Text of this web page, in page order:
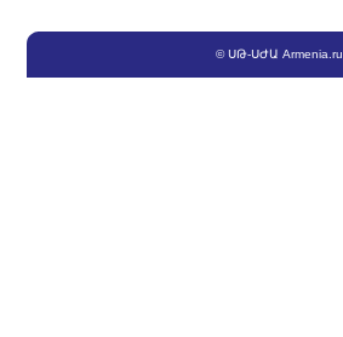
©ՍԹ-ՍԺԱ Armenia.ru